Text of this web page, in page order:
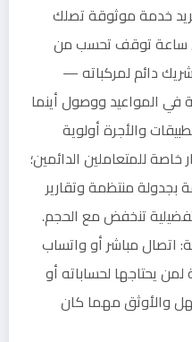
خدمة موثوقة تصلك
ساعة توقف تحسب من
دائم لمركباته —
في المواعيد ووصول أينما
والأجرة أولوية
للمتعاملين الدائمين؛
منتظمة وتقارير
تنخفض مع الحجم.
اتصال مباشر أو واتساب
يحتاجها لحساباته أو
والأوثق مهما كان